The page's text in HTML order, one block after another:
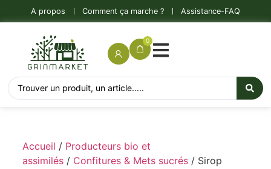
A propos Comment ça marche ? Assistance-FAQ
0
Accueil / Producteurs bio et
assimilés / Confitures & Mets sucrés / Sirop